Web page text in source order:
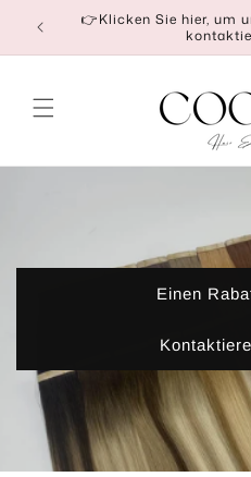
zum
Unsere Fabrikpreise
Einen